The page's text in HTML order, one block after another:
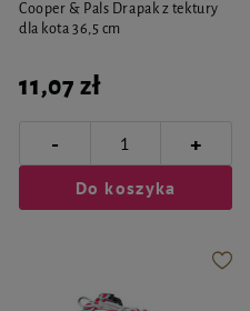
Cooper & Pals Drapak z tektury
dla kota 36,5 cm
11,07 zł
- +
Do koszyka